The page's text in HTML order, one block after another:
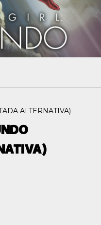
ALTERNATIVA)